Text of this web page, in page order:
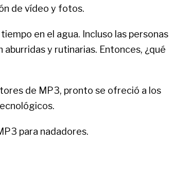
de vídeo y fotos.
en el agua. Incluso las personas
y rutinarias. Entonces, ¿qué
de MP3, pronto se ofreció a los
para nadadores.